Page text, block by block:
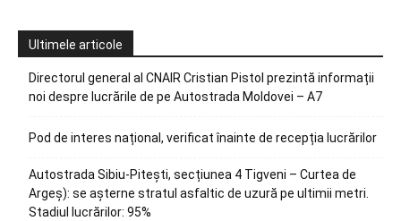
Ultimele articole
Directorul general al CNAIR Cristian Pistol prezintă informații
noi despre lucrările de pe Autostrada Moldovei – A7
Pod de interes național, verificat înainte de recepția lucrărilor
Autostrada Sibiu-Pitești, secțiunea 4 Tigveni – Curtea de
Argeș): se așterne stratul asfaltic de uzură pe ultimii metri.
Stadiul lucrărilor: 95%